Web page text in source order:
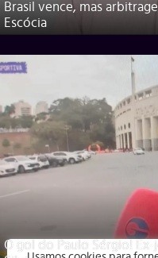
Brasil vence, mas
Escócia
O gol do Paulo Sérgio!